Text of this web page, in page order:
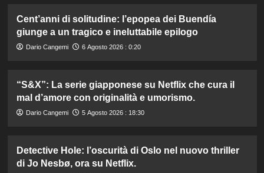
Cent’anni di solitudine: l’epopea dei Buendía
giunge a un tragico e ineluttabile epilogo
Dario Cangemi 6 Agosto 2026 : 0:20
“S&X”: La serie giapponese su Netflix che cura il
mal d’amore con originalità e umorismo.
Dario Cangemi 5 Agosto 2026 : 18:30
Detective Hole: l’oscurità di Oslo nel nuovo thriller
di Jo Nesbø, ora su Netflix.